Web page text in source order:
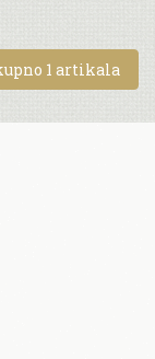
1 artikala